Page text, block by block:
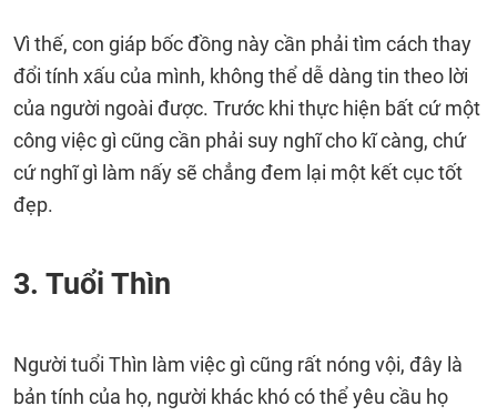
Vì thế, con giáp bốc đồng này cần phải tìm cách thay
đổi tính xấu của mình, không thể dễ dàng tin theo lời
của người ngoài được. Trước khi thực hiện bất cứ một
công việc gì cũng cần phải suy nghĩ cho kĩ càng, chứ
cứ nghĩ gì làm nấy sẽ chẳng đem lại một kết cục tốt
đẹp.
3. Tuổi Thìn
Người tuổi Thìn làm việc gì cũng rất nóng vội, đây là
bản tính của họ, người khác khó có thể yêu cầu họ